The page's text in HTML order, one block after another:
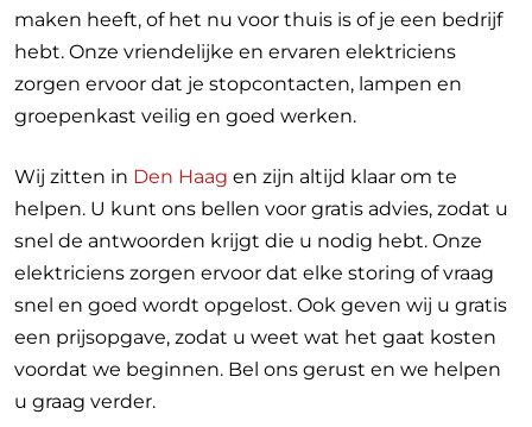
maken heeft, of het nu voor thuis is of je een bedrijf
hebt. Onze vriendelijke en ervaren elektriciens
zorgen ervoor dat je stopcontacten, lampen en
groepenkast veilig en goed werken.
Wij zitten in Den Haag en zijn altijd klaar om te
helpen. U kunt ons bellen voor gratis advies, zodat u
snel de antwoorden krijgt die u nodig hebt. Onze
elektriciens zorgen ervoor dat elke storing of vraag
snel en goed wordt opgelost. Ook geven wij u gratis
een prijsopgave, zodat u weet wat het gaat kosten
voordat we beginnen. Bel ons gerust en we helpen
u graag verder.